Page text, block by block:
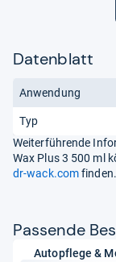
Datenblatt
Anwendung
Typ
Weiterführende
Wax Plus 3 500 ml
dr-wack.comfinden.
Pas­sende
Autopflege &